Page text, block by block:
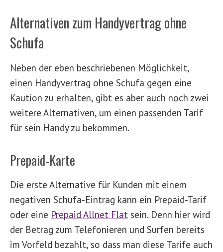
Alternativen zum Handyvertrag ohne
Schufa
Neben der eben beschriebenen Möglichkeit,
einen Handyvertrag ohne Schufa gegen eine
Kaution zu erhalten, gibt es aber auch noch zwei
weitere Alternativen, um einen passenden Tarif
für sein Handy zu bekommen.
Prepaid-Karte
Die erste Alternative für Kunden mit einem
negativen Schufa-Eintrag kann ein Prepaid-Tarif
oder eine Prepaid Allnet Flat sein. Denn hier wird
der Betrag zum Telefonieren und Surfen bereits
im Vorfeld bezahlt, so dass man diese Tarife auch